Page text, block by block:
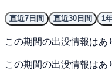
直近7日間 直近30日間 1
この期間の出没情報はあ
この期間の出没情報はあ